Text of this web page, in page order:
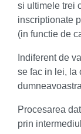
si ultimele trei
inscriptionate
(in functie de
Indiferent de
se fac in lei, la
Procesarea
prin